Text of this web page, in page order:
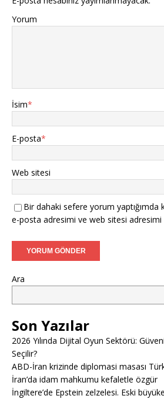
Yorum
İsim*
E-posta*
Web sitesi
Bir dahaki sefere yorum yaptığımda
e-posta adresimi ve web sitesi adresimi
Ara
Son Yazılar
2026 Yılında Dijital Oyun Sektörü:
Seçilir?
ABD-İran krizinde diplomasi masası
İran’da idam mahkumu kefaletle özgür
İngiltere’de Epstein zelzelesi. Eski